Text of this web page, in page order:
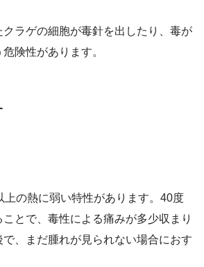
ラゲの細胞が毒針を出したり、毒が
険性があります。
上の熱に弱い特性があります。40度
とで、毒性による痛みが多少収まり
で、まだ腫れが見られない場合におす